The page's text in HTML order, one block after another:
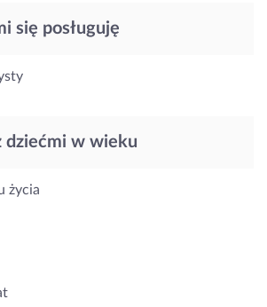
się posługuję
dziećmi w wieku
życia